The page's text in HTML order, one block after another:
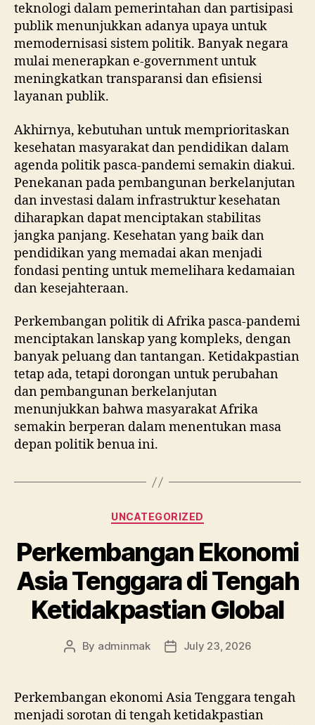
teknologi dalam pemerintahan dan partisipasi
publik menunjukkan adanya upaya untuk
memodernisasi sistem politik. Banyak negara
mulai menerapkan e-government untuk
meningkatkan transparansi dan efisiensi
layanan publik.
Akhirnya, kebutuhan untuk memprioritaskan
kesehatan masyarakat dan pendidikan dalam
agenda politik pasca-pandemi semakin diakui.
Penekanan pada pembangunan berkelanjutan
dan investasi dalam infrastruktur kesehatan
diharapkan dapat menciptakan stabilitas
jangka panjang. Kesehatan yang baik dan
pendidikan yang memadai akan menjadi
fondasi penting untuk memelihara kedamaian
dan kesejahteraan.
Perkembangan politik di Afrika pasca-pandemi
menciptakan lanskap yang kompleks, dengan
banyak peluang dan tantangan. Ketidakpastian
tetap ada, tetapi dorongan untuk perubahan
dan pembangunan berkelanjutan
menunjukkan bahwa masyarakat Afrika
semakin berperan dalam menentukan masa
depan politik benua ini.
Categories
UNCATEGORIZED
Perkembangan Ekonomi
Asia Tenggara di Tengah
Ketidakpastian Global
Post
By adminmak
PostJuly 23, 2026
Perkembangan ekonomi Asia Tenggara tengah
menjadi sorotan di tengah ketidakpastian